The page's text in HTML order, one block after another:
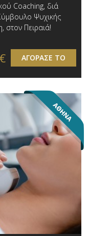
Coaching, διά
Ψυχικής
στον Πειραιά!
ΑΓΟΡΑΣΕ ΤΟ